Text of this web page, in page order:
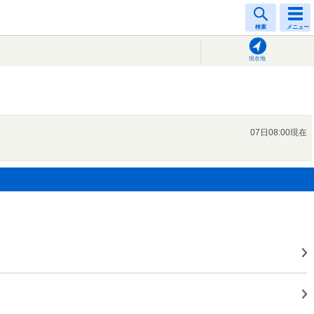
検索 メニュー
現在地
07日08:00現在